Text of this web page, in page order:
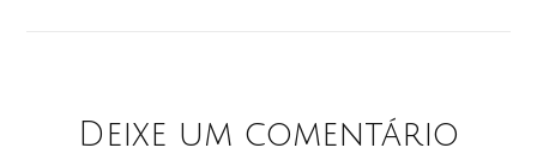
Deixe um comentário